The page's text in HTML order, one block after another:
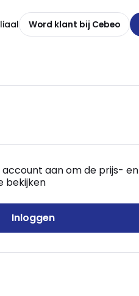
Word klant bij Cebeo
account aan om de prijs- en
bekijken
Inloggen